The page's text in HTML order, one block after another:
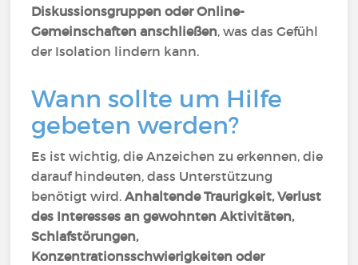
Diskussionsgruppen oder Online-
Gemeinschaften anschließen, was das Gefühl
der Isolation lindern kann.
Wann sollte um Hilfe
gebeten werden?
Es ist wichtig, die Anzeichen zu erkennen, die
darauf hindeuten, dass Unterstützung
benötigt wird.Anhaltende Traurigkeit, Verlust
des Interesses an gewohnten Aktivitäten,
Schlafstörungen,
Konzentrationsschwierigkeiten oder